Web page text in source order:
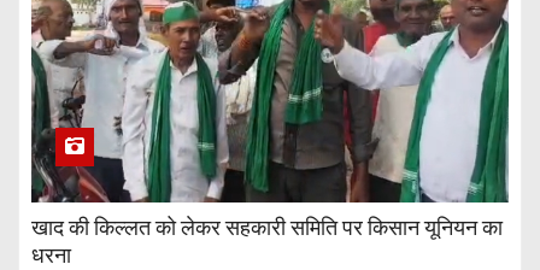
खाद की किल्लत को लेकर सहकारी समिति पर किसान यूनियन का
धरना